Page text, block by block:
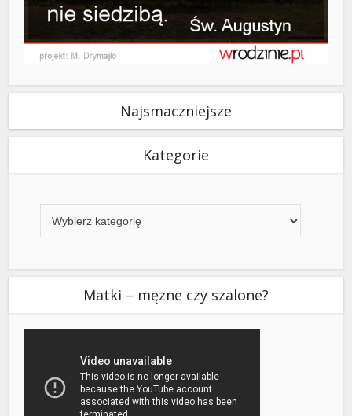
Najsmaczniejsze
Kategorie
Matki – męzne czy szalone?